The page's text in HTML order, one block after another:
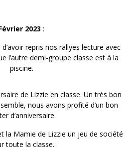
2023 :
repris nos rallyes lecture avec
l’autre demi-groupe classe est à la
piscine.
de Lizzie en classe. Un très bon
nous avons profité d’un bon
d’anniversaire.
la Mamie de Lizzie un jeu de société
toute la classe.